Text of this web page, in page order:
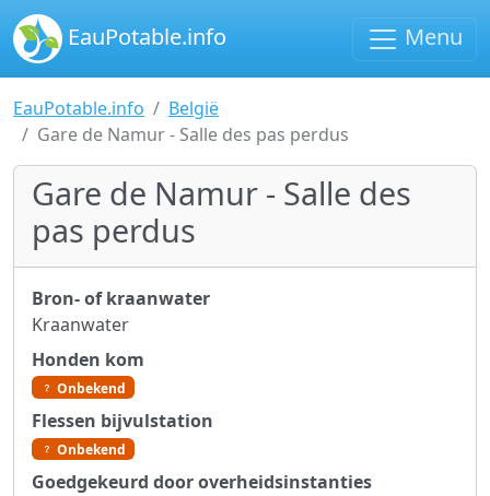
EauPotable.info Menu
EauPotable.info
België
Gare de Namur - Salle des pas perdus
Gare de Namur - Salle des
pas perdus
Bron- of kraanwater
Kraanwater
Honden kom
Onbekend
Flessen bijvulstation
Onbekend
Goedgekeurd door overheidsinstanties